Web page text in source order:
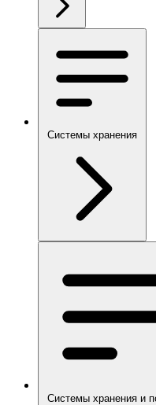
Системы хранения
Системы хранения и